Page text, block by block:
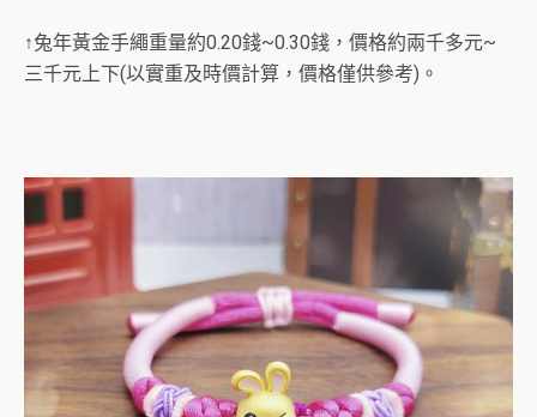
↑兔年黃金手繩重量約0.20錢~0.30錢，價格約兩千多元~
三千元上下(以實重及時價計算，價格僅供參考)。